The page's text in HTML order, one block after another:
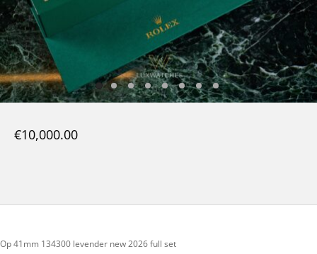
€10,000.00
Op 41mm 134300 levender new 2026 full set